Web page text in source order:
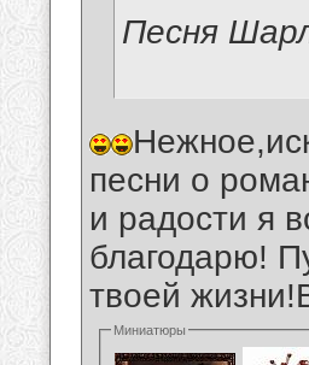
Песня
песни о
и радости я
благодарю!
твоей
Миниатюры